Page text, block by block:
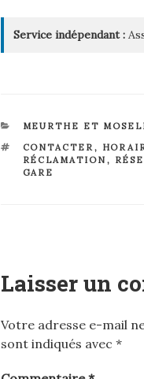
Service indépendant :
CATÉGORIES
MEURTHE ET
ÉTIQUETTES
CONTACTER,
RÉCLAMATION ,
GARE
Laisser un
Votre adresse e-mail
sont indiqués avec *